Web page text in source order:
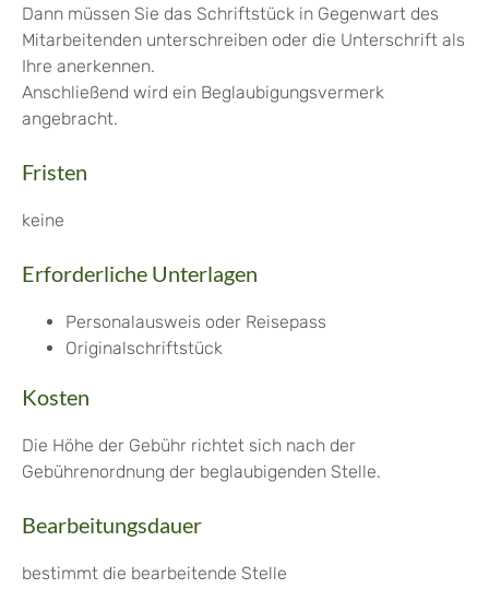
Dann müssen Sie das Schriftstück in Gegenwart des
Mitarbeitenden unterschreiben oder die Unterschrift als
Ihre anerkennen.
Anschließend wird ein Beglaubigungsvermerk
angebracht.
Fristen
keine
Erforderliche Unterlagen
Personalausweis oder Reisepass
Originalschriftstück
Kosten
Die Höhe der Gebühr richtet sich nach der
Gebührenordnung der beglaubigenden Stelle.
Bearbeitungsdauer
bestimmt die bearbeitende Stelle